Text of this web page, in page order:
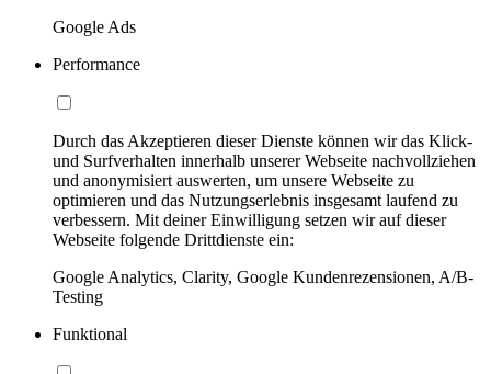
Google Ads
Performance
Durch das Akzeptieren dieser Dienste können wir das Klick-
und Surfverhalten innerhalb unserer Webseite nachvollziehen
und anonymisiert auswerten, um unsere Webseite zu
optimieren und das Nutzungserlebnis insgesamt laufend zu
verbessern. Mit deiner Einwilligung setzen wir auf dieser
Webseite folgende Drittdienste ein:
Google Analytics, Clarity, Google Kundenrezensionen, A/B-
Testing
Funktional